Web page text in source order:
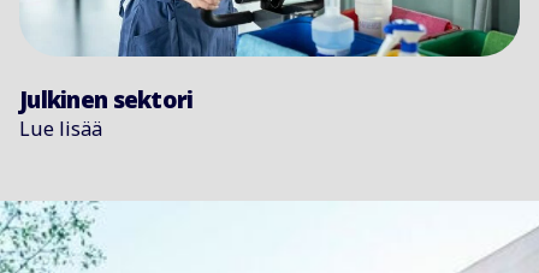
Julkinen sektori
Lue lisää